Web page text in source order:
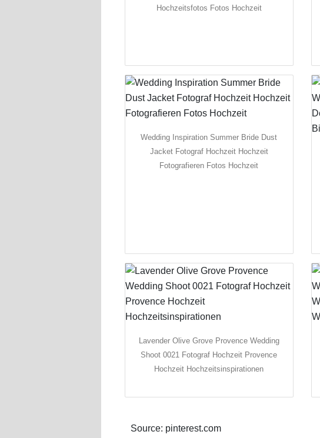
Hochzeitsfotos Fotos Hochzeit
Wedding Inspiration Summer Bride Dust
Jacket Fotograf Hochzeit Hochzeit
Fotografieren Fotos Hochzeit
Lavender Olive Grove Provence Wedding
Shoot 0021 Fotograf Hochzeit Provence
Hochzeit Hochzeitsinspirationen
Source: pinterest.com